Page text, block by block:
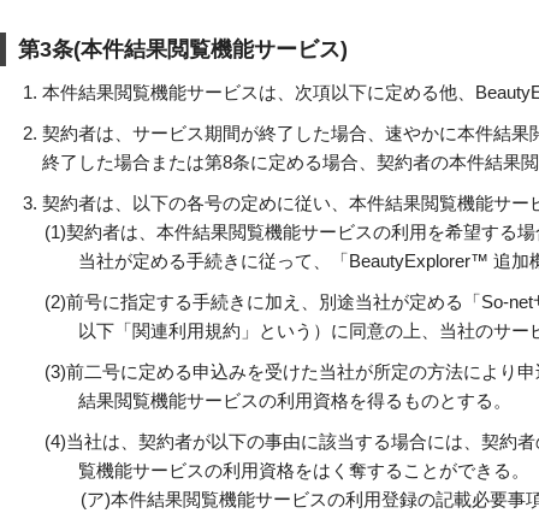
第3条(本件結果閲覧機能サービス)
本件結果閲覧機能サービスは、次項以下に定める他、
契約者は、サービス期間が終了した場合、速やかに本件結
終了した場合または第8条に定める場合、契約者の本件結果
契約者は、以下の各号の定めに従い、本件結果閲覧機能サー
(1)契約者は、本件結果閲覧機能サービスの利用を希望する
当社が定める手続きに従って、「BeautyExplorer™ 追
(2)前号に指定する手続きに加え、別途当社が定める「So-
以下「関連利用規約」という）に同意の上、当社のサ
(3)前二号に定める申込みを受けた当社が所定の方法により
結果閲覧機能サービスの利用資格を得るものとする。
(4)当社は、契約者が以下の事由に該当する場合には、契約
覧機能サービスの利用資格をはく奪することができる。
(ア)本件結果閲覧機能サービスの利用登録の記載必要